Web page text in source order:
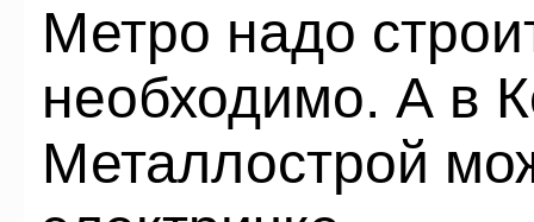
Метро надо
необходимо. А в
Металлострой